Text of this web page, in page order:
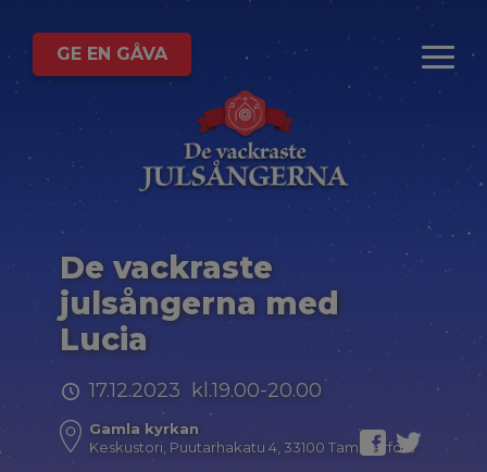
GE EN GÅVA
De vackraste
julsångerna med
Lucia
17.12.2023 kl.19.00-20.00
Gamla kyrkan
Keskustori, Puutarhakatu 4, 33100 Tammerfors